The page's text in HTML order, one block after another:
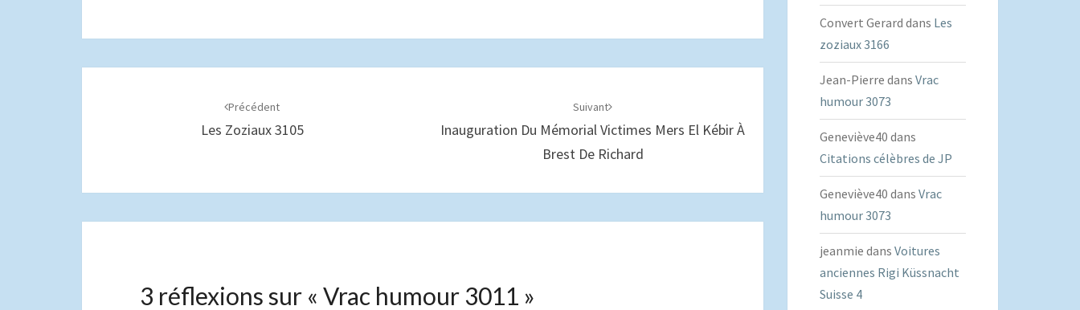
Précédent
Les Zoziaux 3105
Suivant
Inauguration Du Mémorial Victimes Mers El Kébir À
Brest De Richard
3 réflexions sur « Vrac humour 3011 »
Convert Gerard dans Les
zoziaux 3166
Jean-Pierre dans Vrac
humour 3073
Geneviève40 dans
Citations célèbres de JP
Geneviève40 dans Vrac
humour 3073
jeanmie dans Voitures
anciennes Rigi Küssnacht
Suisse 4